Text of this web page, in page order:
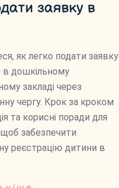
заявку в
як легко подати заявку
в дошкільному
закладі через
чергу. Крок за кроком
та корисні поради для
щоб забезпечити
реєстрацію дитини в